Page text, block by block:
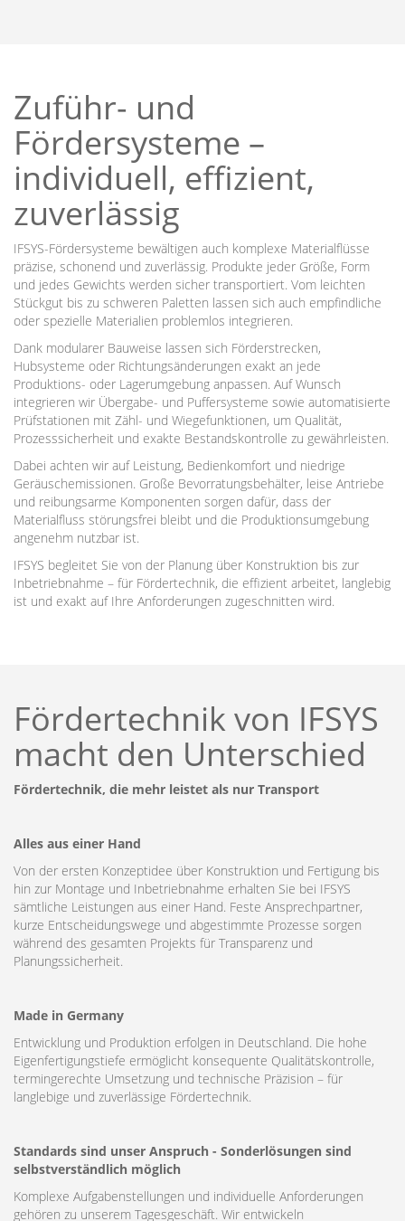
Zuführ- und
Fördersysteme –
individuell, effizient,
zuverlässig
IFSYS-Fördersysteme bewältigen auch komplexe Materialflüsse
präzise, schonend und zuverlässig. Produkte jeder Größe, Form
und jedes Gewichts werden sicher transportiert. Vom leichten
Stückgut bis zu schweren Paletten lassen sich auch empfindliche
oder spezielle Materialien problemlos integrieren.
Dank modularer Bauweise lassen sich Förderstrecken,
Hubsysteme oder Richtungsänderungen exakt an jede
Produktions- oder Lagerumgebung anpassen. Auf Wunsch
integrieren wir Übergabe- und Puffersysteme sowie automatisierte
Prüfstationen mit Zähl- und Wiegefunktionen, um Qualität,
Prozesssicherheit und exakte Bestandskontrolle zu gewährleisten.
Dabei achten wir auf Leistung, Bedienkomfort und niedrige
Geräuschemissionen. Große Bevorratungsbehälter, leise Antriebe
und reibungsarme Komponenten sorgen dafür, dass der
Materialfluss störungsfrei bleibt und die Produktionsumgebung
angenehm nutzbar ist.
IFSYS begleitet Sie von der Planung über Konstruktion bis zur
Inbetriebnahme – für Fördertechnik, die effizient arbeitet, langlebig
ist und exakt auf Ihre Anforderungen zugeschnitten wird.
Fördertechnik von IFSYS
macht den Unterschied
Fördertechnik, die mehr leistet als nur Transport
Alles aus einer Hand
Von der ersten Konzeptidee über Konstruktion und Fertigung bis
hin zur Montage und Inbetriebnahme erhalten Sie bei IFSYS
sämtliche Leistungen aus einer Hand. Feste Ansprechpartner,
kurze Entscheidungswege und abgestimmte Prozesse sorgen
während des gesamten Projekts für Transparenz und
Planungssicherheit.
Made in Germany
Entwicklung und Produktion erfolgen in Deutschland. Die hohe
Eigenfertigungstiefe ermöglicht konsequente Qualitätskontrolle,
termingerechte Umsetzung und technische Präzision – für
langlebige und zuverlässige Fördertechnik.
Standards sind unser Anspruch - Sonderlösungen sind
selbstverständlich möglich
Komplexe Aufgabenstellungen und individuelle Anforderungen
gehören zu unserem Tagesgeschäft. Wir entwickeln